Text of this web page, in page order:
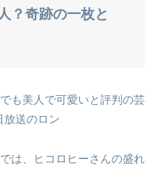
？奇跡の一枚と
も美人で可愛いと評判の芸
放送のロン
は、ヒコロヒーさんの盛れ